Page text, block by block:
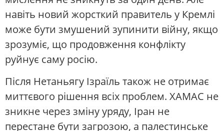
навіть новий жорсткий правитель у Кремлі
може бути змушений зупинити війну, якщо
зрозуміє, що продовження конфлікту
руйнує саму росію.
Після Нетаньягу Ізраїль також не отримає
миттєвого рішення всіх проблем. ХАМАС не
зникне через зміну уряду, Іран не
перестане бути загрозою, а палестинське